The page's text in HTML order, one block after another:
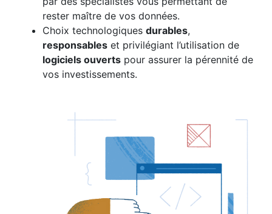
rester maître de vos données.
Choix technologiques durables,
responsables et privilégiant l’utilisation de
logiciels ouverts pour assurer la pérennité de
vos investissements.